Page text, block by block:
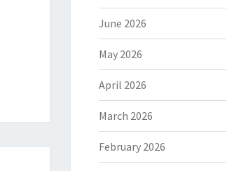
June 2026
May 2026
April 2026
March 2026
February 2026